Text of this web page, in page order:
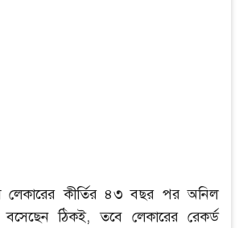
লেকারের কীর্তির ৪৩ বছর পর অনিল
ঠিকই, তবে লেকারের রেকর্ড